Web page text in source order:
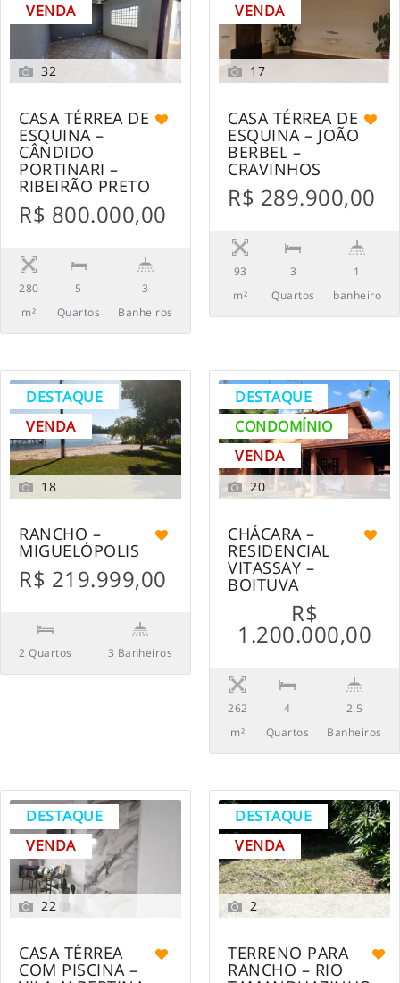
VENDA
32
CASA TÉRREA DE
ESQUINA –
CÂNDIDO
PORTINARI –
RIBEIRÃO PRETO
R$ 800.000,00
280
m²
5
Quartos
3
Banheiros
VENDA
17
CASA TÉRREA DE
ESQUINA – JOÃO
BERBEL –
CRAVINHOS
R$ 289.900,00
93
m²
3
Quartos
1
banheiro
DESTAQUE
VENDA
18
RANCHO –
MIGUELÓPOLIS
R$ 219.999,00
2 Quartos 3 Banheiros
DESTAQUE
CONDOMÍNIO
VENDA
20
CHÁCARA –
RESIDENCIAL
VITASSAY –
BOITUVA
R$
1.200.000,00
262
m²
4
Quartos
2.5
Banheiros
DESTAQUE
VENDA
22
CASA TÉRREA
COM PISCINA –
DESTAQUE
VENDA
2
TERRENO PARA
RANCHO – RIO